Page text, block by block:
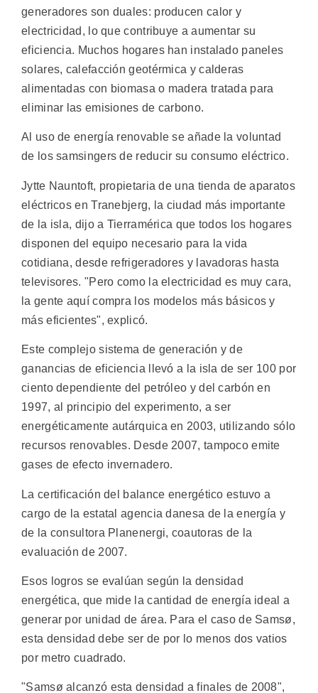
generadores son duales: producen calor y
electricidad, lo que contribuye a aumentar su
eficiencia. Muchos hogares han instalado paneles
solares, calefacción geotérmica y calderas
alimentadas con biomasa o madera tratada para
eliminar las emisiones de carbono.
Al uso de energía renovable se añade la voluntad
de los samsingers de reducir su consumo eléctrico.
Jytte Nauntoft, propietaria de una tienda de aparatos
eléctricos en Tranebjerg, la ciudad más importante
de la isla, dijo a Tierramérica que todos los hogares
disponen del equipo necesario para la vida
cotidiana, desde refrigeradores y lavadoras hasta
televisores. "Pero como la electricidad es muy cara,
la gente aquí compra los modelos más básicos y
más eficientes", explicó.
Este complejo sistema de generación y de
ganancias de eficiencia llevó a la isla de ser 100 por
ciento dependiente del petróleo y del carbón en
1997, al principio del experimento, a ser
energéticamente autárquica en 2003, utilizando sólo
recursos renovables. Desde 2007, tampoco emite
gases de efecto invernadero.
La certificación del balance energético estuvo a
cargo de la estatal agencia danesa de la energía y
de la consultora Planenergi, coautoras de la
evaluación de 2007.
Esos logros se evalúan según la densidad
energética, que mide la cantidad de energía ideal a
generar por unidad de área. Para el caso de Samsø,
esta densidad debe ser de por lo menos dos vatios
por metro cuadrado.
"Samsø alcanzó esta densidad a finales de 2008",